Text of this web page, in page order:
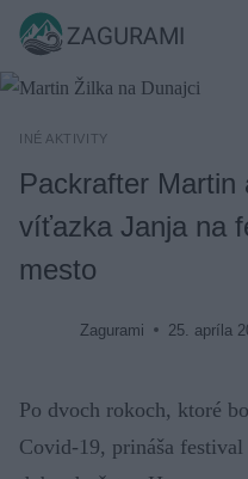
Skip
content
ZAGURAMI
INÉ AKTIVITY
Packrafter Martin
víťazka Janja na
mesto
Zagurami 25. apríla
Po dvoch rokoch, ktoré
Covid-19, prináša